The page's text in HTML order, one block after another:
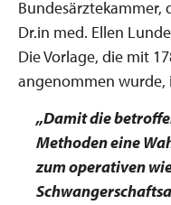
Bundesärztekammer,
Dr.in med. Ellen
Die Vorlage, die mit
angenommen wurde,
„Damit die
Methoden eine
zum operativen